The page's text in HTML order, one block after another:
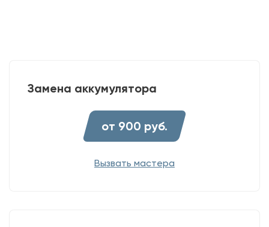
Замена аккумулятора
от 900 руб.
Вызвать мастера